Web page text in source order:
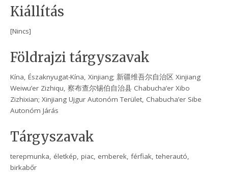
Kiállítás
[Nincs]
Földrajzi tárgyszavak
Kína, Északnyugat-Kína, Xinjiang; 新疆维吾尔自治区 Xinjiang
Weiwu’er Zizhiqu, 察布查尔锡伯自治县 Chabucha’er Xibo
Zizhixian; Xinjiang Ujgur Autonóm Terület, Chabucha’er Sibe
Autonóm Járás
Tárgyszavak
terepmunka, életkép, piac, emberek, férfiak, teherautó,
birkabőr